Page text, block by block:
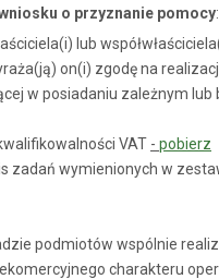
o przyznanie pomocy:
lub
on(i) zgodę na
w posiadaniu zależnym
VAT - pobierz
zadań wymienionych w
podmiotów wspólnie
charakteru